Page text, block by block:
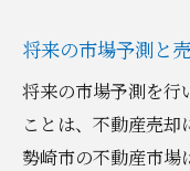
将来の市場予測と
将来の市場予測を行
ことは、不動産売
勢崎市の不動産市場